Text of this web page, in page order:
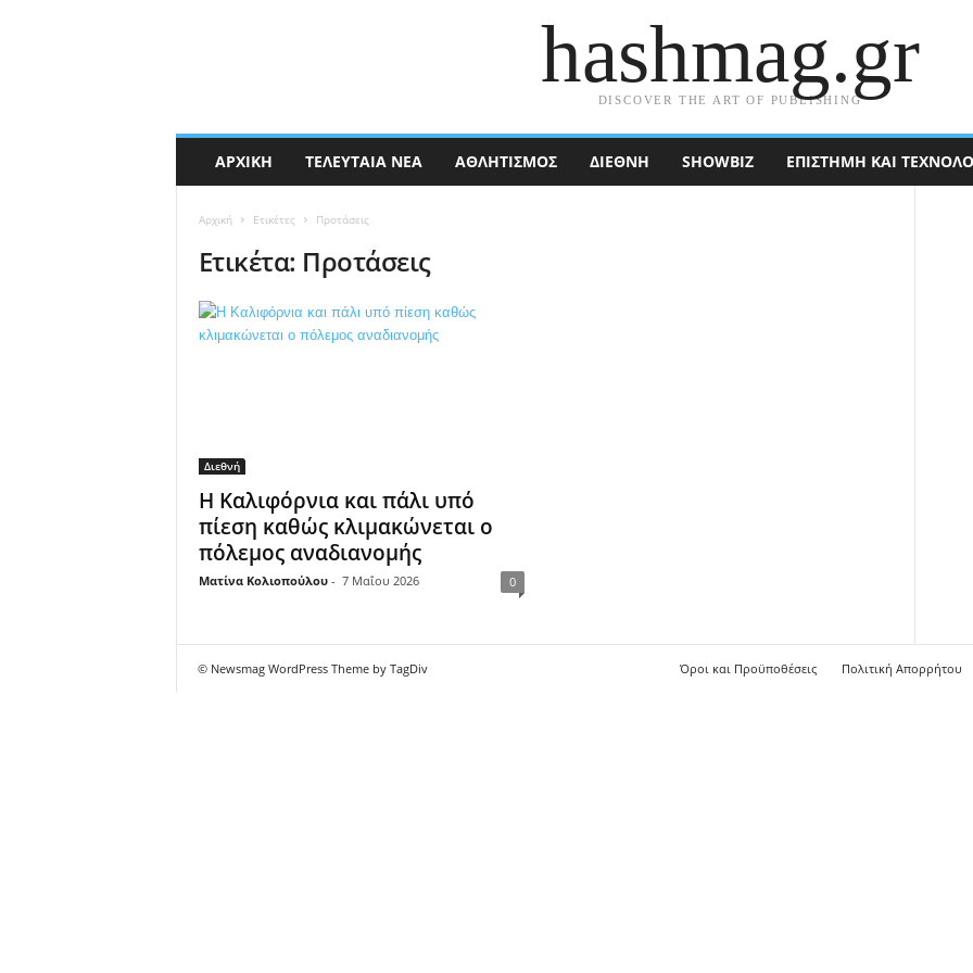
hashmag.gr
DISCOVER THE ART OF PUBLISHING
ΑΡΧΙΚΉ ΤΕΛΕΥΤΑΊΑ ΝΈΑ ΑΘΛΗΤΙΣΜΟΣ ΔΙΕΘΝΉ SHOWBIZ ΕΠΙΣΤΉΜΗ ΚΑΙ
Αρχική Ετικέτες Προτάσεις
Ετικέτα: Προτάσεις
Διεθνή
Η Καλιφόρνια και πάλι υπό
πίεση καθώς κλιμακώνεται ο
πόλεμος αναδιανομής
Ματίνα Κολιοπούλου - 7 Μαΐου 2026 0
Όροι και Προϋποθέσεις Πολιτική Απορρήτου
© Newsmag WordPress Theme by TagDiv